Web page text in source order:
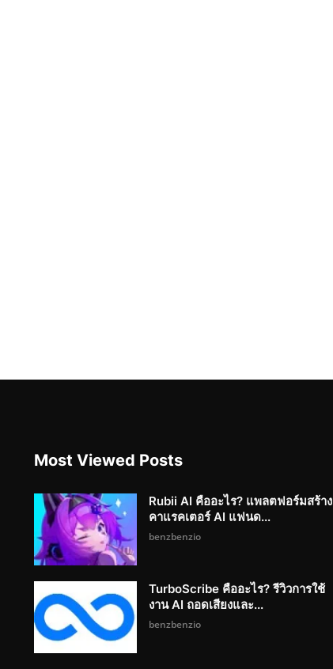
Most Viewed Posts
Rubii AI คืออะไร? แพลตฟอร์มสร้าง
คาแรคเตอร์ AI แฟนด...
benzbenzio
TurboScribe คืออะไร? รีวิวการใช้
งาน AI ถอดเสียงและ...
benzbenzio